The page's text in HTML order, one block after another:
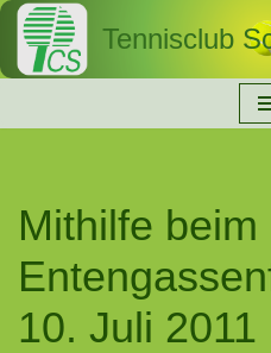
Zum
Tennisclub
Mithilfe beim
10. Juli 2011